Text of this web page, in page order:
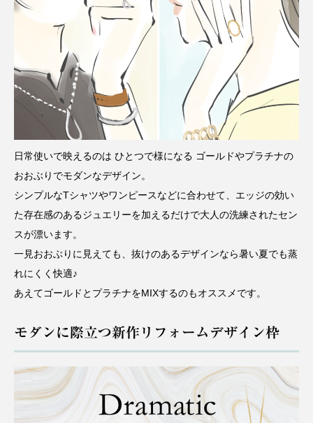
日常使いで映えるのは ひとつで様になる ゴールドやプラチナの
おおぶりでモダンなデザイン。
シンプルなTシャツやワンピースなどに合わせて、エッジの効い
た存在感のあるジュエリーを加えるだけで大人の洗練されたセン
スが漂います。
一見おおぶりに見えても、抜けのあるデザインなら暑い夏でも蒸
れにくく快適♪
あえてゴールドとプラチナをMIXするのもオススメです。
モダンに際立つ新作リフォームデザイン枠